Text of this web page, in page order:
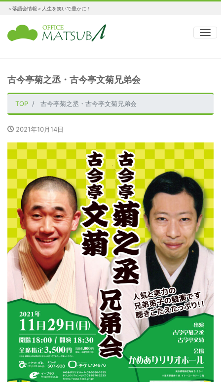
＜落語会情報＞人生を笑いで豊かに！
ナ
古今亭菊之丞・古今亭文菊兄弟会
TOP 古今亭菊之丞・古今亭文菊兄弟会
2021年10月14日